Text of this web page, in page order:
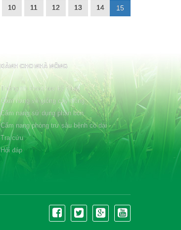
10 11 12 13 14 15
DÀNH CHO NHÀ NÔNG
Thông tin khoa học kỹ thuật
Cẩm nang về giống cây trồng
Cẩm nang sử dụng phân bón
Cẩm nang phòng trừ sâu bệnh cỏ dại
Tra cứu
Hỏi đáp